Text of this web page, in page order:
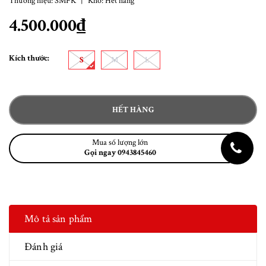
4.500.000₫
Kích thước: S M L
HẾT HÀNG
Mua số lượng lớn
Gọi ngay 0943845460
Mô tả sản phẩm
Đánh giá